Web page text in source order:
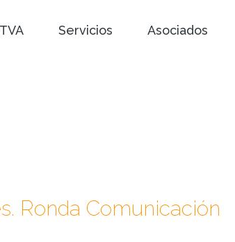
Servicios Asociados
Ronda Comunicación